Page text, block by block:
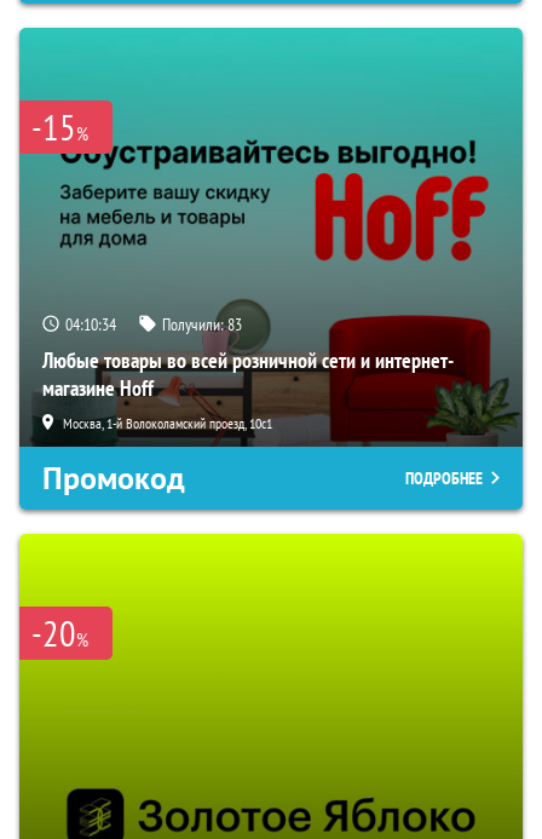
-15%
04:10:33 Получили:83
Любые товары во всей розничной сети и интернет-
магазине Hoff
Москва, 1-й Волоколамский проезд, 10с1
Промокод ПОДРОБНЕЕ
-20%